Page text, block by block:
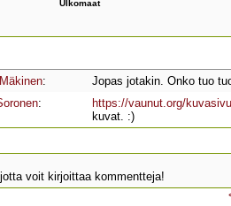
Ulkomaat
:
Jopas jotakin. Onko tuo
:
https://vaunut.org/
kuvat. :)
voit kirjoittaa kommentteja!